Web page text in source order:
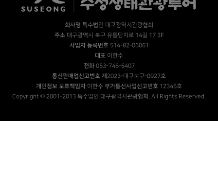
회사명 특수법인 대구광역시관광협회
주소대구광역시 북구 유통단지로 14길 17 3F
사업자 등록번호514-82-06061
대표 이한수
전화053-746-6407
통신판매업신고번호 제2023-대구북구-0927호
개인정보 보호책임자 이한수 부가통신사업신고번호 12345호
Copyright © 2001-2013 특수법인 대구광역시관광협회. All Rights Reserved.